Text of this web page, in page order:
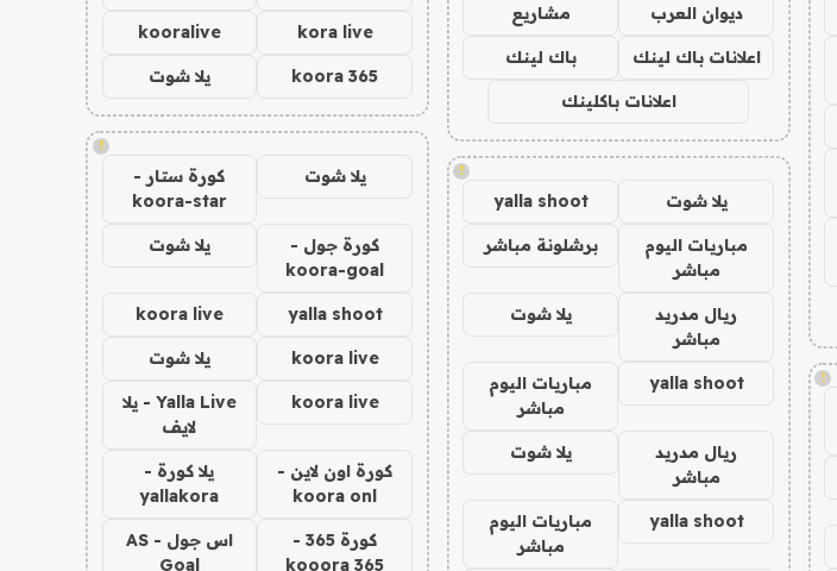
!
ديوان العرب مشاريع
اعلانات باك لينك باك لينك
اعلانات باكلينك
!
يلا شوت yalla shoot
مباريات اليوم
مباشر
برشلونة مباشر
ريال مدريد
مباشر
يلا شوت
yalla shoot
مباريات اليوم
مباشر
ريال مدريد
مباشر
يلا شوت
yalla shoot
مباريات اليوم
مباشر
kora live
kooralive
koora 365 يلا شوت
!
يلا شوت
كورة ستار -
koora-star
كورة جول -
koora-goal
يلا شوت
yalla shoot
koora live
koora live يلا شوت
koora live
Yalla Live - يلا
لايف
كورة اون لاين -
koora onl
يلا كورة -
yallakora
كورة 365 -
kooora 365
اس جول - AS
Goal